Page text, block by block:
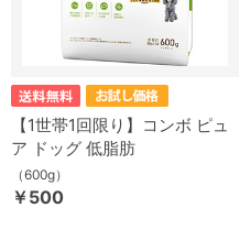
【1世帯1回限り】コンボ ピュ
ア ドッグ 低脂肪
（600g）
￥500